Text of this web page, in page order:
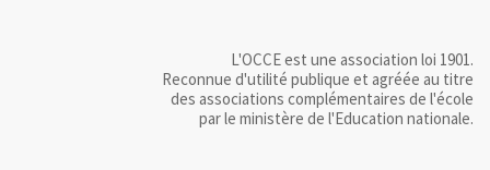
L'OCCE est une association loi 1901.
Reconnue d'utilité publique et agréée au titre
des associations complémentaires de l'école
par le ministère de l'Education nationale.